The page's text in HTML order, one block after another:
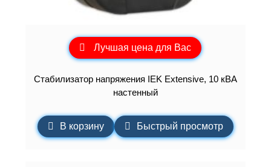
Лучшая цена для Вас
Стабилизатор напряжения IEK Extensive, 10 кВА
настенный
В корзину Быстрый просмотр